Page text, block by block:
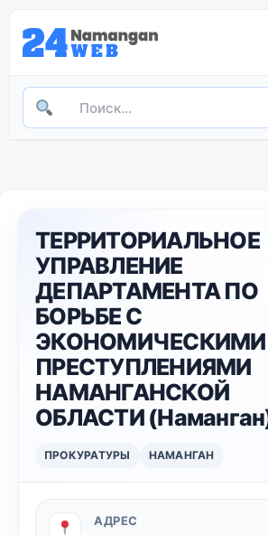
ТЕРРИТОРИАЛЬНОЕ
УПРАВЛЕНИЕ
ДЕПАРТАМЕНТА ПО
БОРЬБЕ С
ЭКОНОМИЧЕСКИМИ
ПРЕСТУПЛЕНИЯМИ
НАМАНГАНСКОЙ
ОБЛАСТИ
ПРОКУРАТУРЫ НАМАНГАН
АДРЕС